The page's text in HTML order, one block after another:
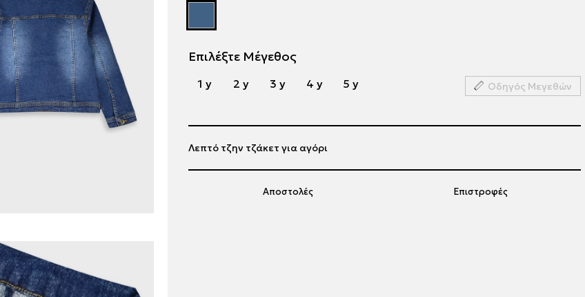
Επιλέξτε Μέγεθος
1 y 2 y 3 y 4 y 5 y Οδηγός Μεγεθών
Αποστολές Επιστροφές
Λεπτό τζην τζάκετ για αγόρι